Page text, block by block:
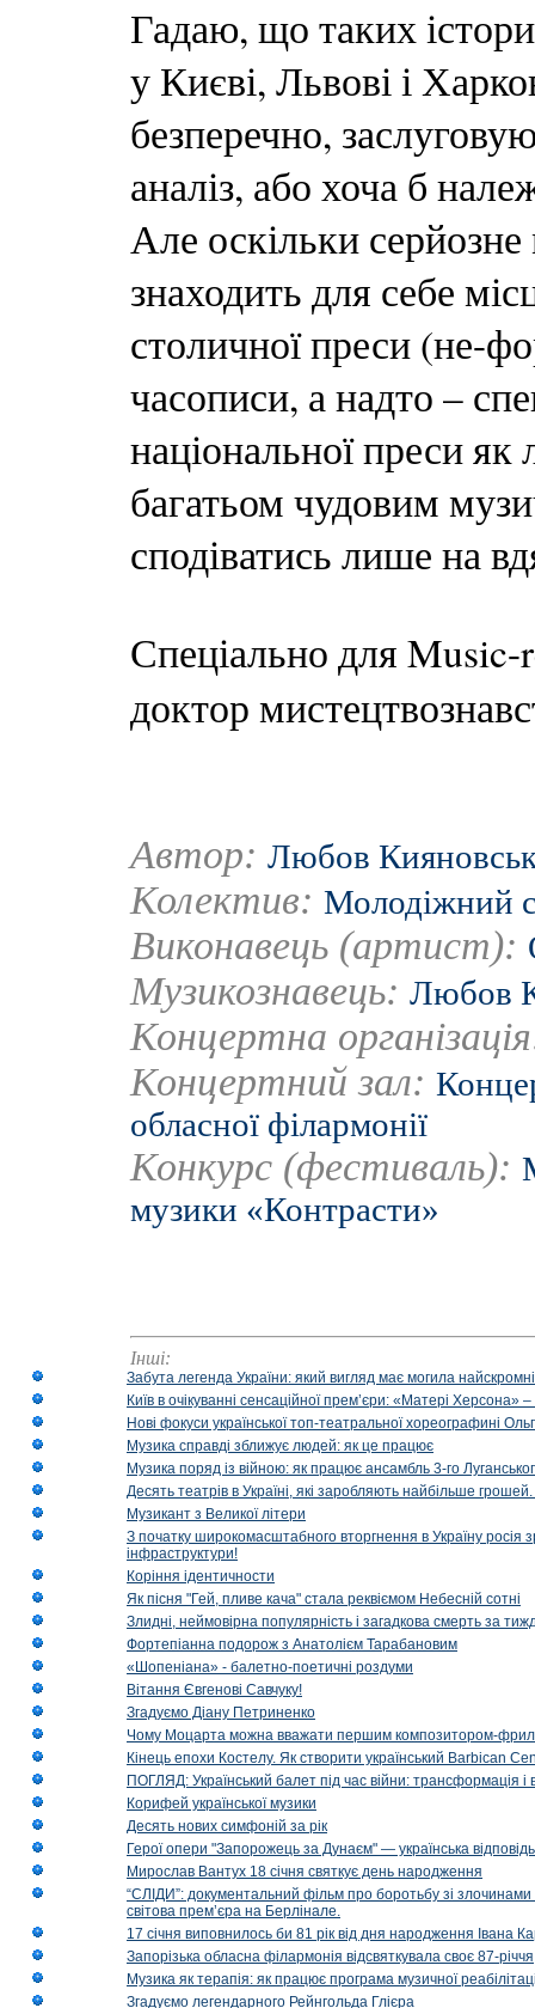
Гадаю, що таких
у Києві, Львові і
безперечно,
аналіз, або хоча б
Але оскільки
знаходить для себе
столичної преси (не-
часописи, а надто –
національної преси
багатьом чудовим
сподіватись лише на
Спеціально для
доктор
Автор: Любов
Колектив: Молодіжний
Виконавець (артист):
Музикознавець: Любов
Концертна
Концертний зал:
обласної філармонії
Конкурс (фестиваль):
музики «Контрасти»
Інші:
Забута легенда України: який вигляд має могила
Київ в очікуванні сенсаційної прем’єри: «Матері
Нові фокуси української топ-театральної хореографині
Музика справді зближує людей: як це працює
Музика поряд із війною: як працює ансамбль 3-го
Десять театрів в Україні, які заробляють найбільше
Музикант з Великої літери
З початку широкомасштабного вторгнення в Україну росія
інфраструктури!
Коріння ідентичности
Як пісня "Гей, пливе кача" стала реквіємом Небесній сотні
Злидні, неймовірна популярність і загадкова смерть за
Фортепіанна подорож з Анатолієм Тарабановим
«Шопеніана» - балетно-поетичні роздуми
Вітання Євгенові Савчуку!
Згадуємо Діану Петриненко
Чому Моцарта можна вважати першим композитором-
Кінець епохи Костелу. Як створити український Barbican
ПОГЛЯД: Український балет під час війни: трансформація і
Корифей української музики
Десять нових симфоній за рік
Герої опери "Запорожець за Дунаєм" — українська
Мирослав Вантух 18 січня святкує день народження
“СЛІДИ”: документальний фільм про боротьбу зі
світова прем’єра на Берлінале.
17 січня виповнилось би 81 рік від дня народження Івана
Запорізька обласна філармонія відсвяткувала своє 87-річчя
Музика як терапія: як працює програма музичної
Згадуємо легендарного Рейнгольда Глієра